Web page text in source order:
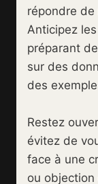
répondre
Anticipez
préparant
sur des
des
Restez
évitez de
face à une
ou objection